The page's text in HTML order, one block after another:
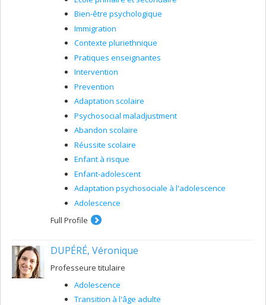
Bien-être psychologique
Immigration
Contexte pluriethnique
Pratiques enseignantes
Intervention
Prevention
Adaptation scolaire
Psychosocial maladjustment
Abandon scolaire
Réussite scolaire
Enfant à risque
Enfant-adolescent
Adaptation psychosociale à l'adolescence
Adolescence
Full Profile
DUPÉRÉ, Véronique
Professeure titulaire
Adolescence
Transition à l'âge adulte